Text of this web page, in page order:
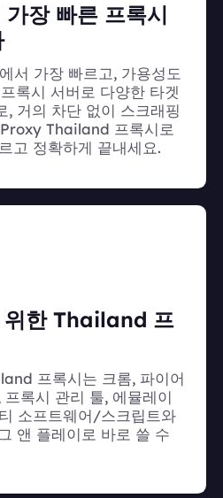
장 빠른 프록시
서 가장 빠르고, 가용성도
록시 서버로 다양한 타겟
, 거의 차단 없이 스크래핑
Thailand 프록시로
고 정확하게 끝내세요.
위한 Thailand 프
프록시는 크롬, 파이어
록시 관리 툴, 에뮬레이
소프트웨어/스크립트와
앤 플레이로 바로 쓸 수